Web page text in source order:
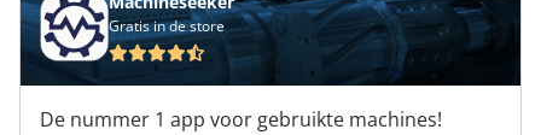
Trekken Van De Buis
Gratis in de store
De nummer 1 app voor gebruikte machines!